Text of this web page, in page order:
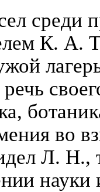
среди
К. А.
во
Л. Н.,
науки